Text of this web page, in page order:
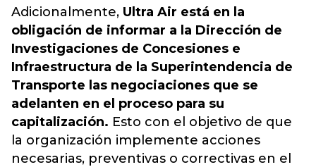
Adicionalmente, Ultra Air está en la
obligación de informar a la Dirección de
Investigaciones de Concesiones e
Infraestructura de la Superintendencia de
Transporte las negociaciones que se
adelanten en el proceso para su
capitalización. Esto con el objetivo de que
la organización implemente acciones
necesarias, preventivas o correctivas en el